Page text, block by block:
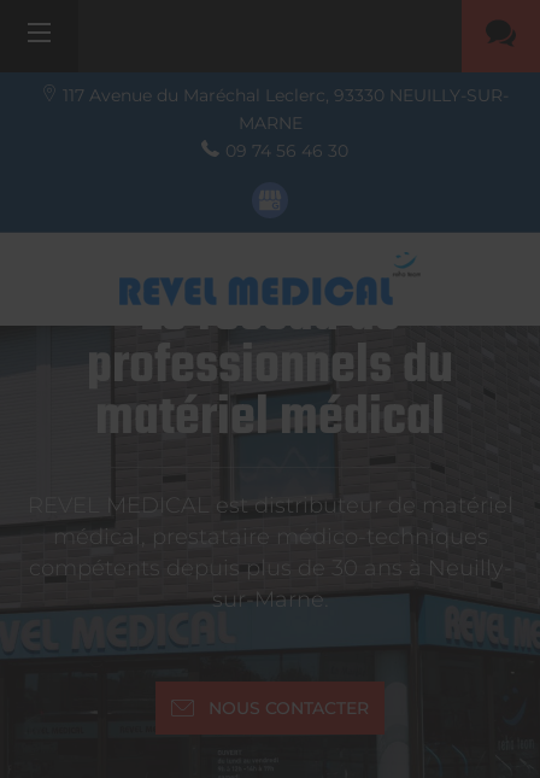
117 Avenue du Maréchal Leclerc, 93330 NEUILLY-SUR-
MARNE
09 74 56 46 30
Le réseau de
professionnels du
matériel médical
REVEL MEDICAL est distributeur de matériel
médical, prestataire médico-techniques
compétents depuis plus de 30 ans à Neuilly-
sur-Marne.
NOUS CONTACTER